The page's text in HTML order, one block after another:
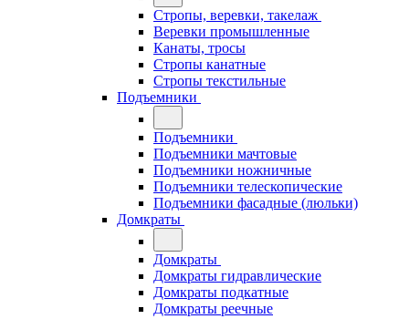
Стропы, веревки, такелаж
Веревки промышленные
Канаты, тросы
Стропы канатные
Стропы текстильные
Подъемники
Подъемники
Подъемники мачтовые
Подъемники ножничные
Подъемники телескопические
Подъемники фасадные (люльки)
Домкраты
Домкраты
Домкраты гидравлические
Домкраты подкатные
Домкраты реечные